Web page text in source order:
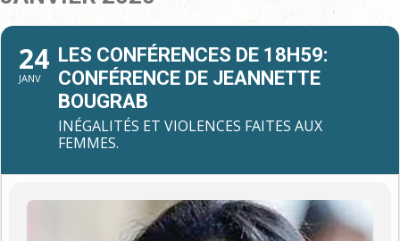
24
JANV
LES CONFÉRENCES DE 18H59:
CONFÉRENCE DE JEANNETTE
BOUGRAB
INÉGALITÉS ET VIOLENCES FAITES AUX
FEMMES.